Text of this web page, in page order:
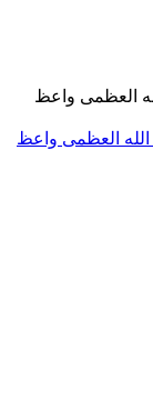
العظمی واعظ